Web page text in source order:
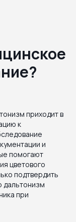
приходит в
к
и
помогают
цветового
подтвердить
дальтонизм
при